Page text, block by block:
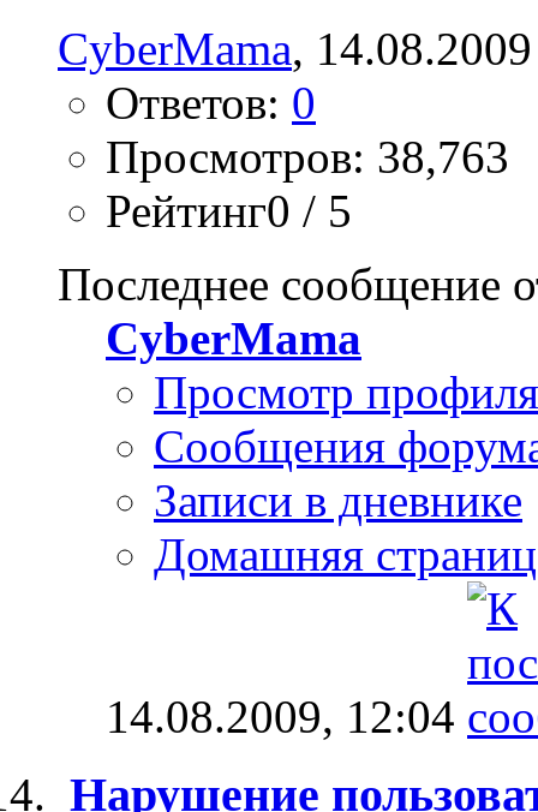
CyberMama,
Ответов: 0
Просмотров: 38,763
Рейтинг0 / 5
Последнее сообщение
CyberMama
Просмотр профиля
Сообщения
Записи в дневнике
Домашняя
14.08.2009, 12:04
Нарушение